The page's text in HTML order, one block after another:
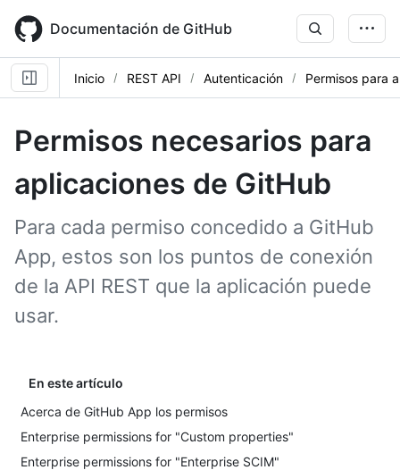
main
content
Documentación de GitHub
Inicio REST API Autenticación Permisos para
Permisos necesarios para
aplicaciones de GitHub
Para cada permiso concedido a GitHub
App, estos son los puntos de conexión
de la API REST que la aplicación puede
usar.
En este artículo
Acerca de GitHub App los permisos
Enterprise permissions for "Custom properties"
Enterprise permissions for "Enterprise SCIM"